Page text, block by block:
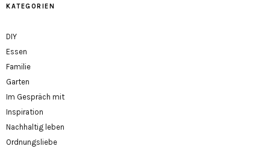
KATEGORIEN
DIY
Essen
Familie
Garten
Im Gespräch mit
Inspiration
Nachhaltig leben
Ordnungsliebe